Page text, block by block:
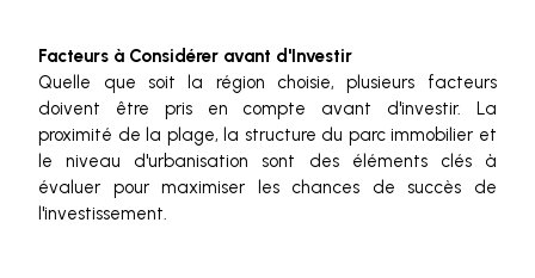
Facteurs à Considérer avant d'Investir
Quelle que soit la région choisie, plusieurs facteurs
doivent être pris en compte avant d'investir. La
proximité de la plage, la structure du parc immobilier et
le niveau d'urbanisation sont des éléments clés à
évaluer pour maximiser les chances de succès de
l'investissement.